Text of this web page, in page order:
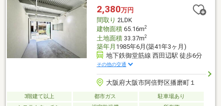
いのご購入に最後まで伴走いたします！●リフォームのご相談も
承っております。●不動産に関するお悩み等、なんでもお気軽に
ご相談くださいませ！
2,380万円
間取り 2LDK
建物面積65.16m2
土地面積33.37m2
築年月 1985年6月(築41年3ヶ月)
地下鉄御堂筋線 西田辺駅 徒歩6分
その他の交通
大阪府大阪市阿倍野区播磨町１
3階建て以上 都市ガス
駐車場あり